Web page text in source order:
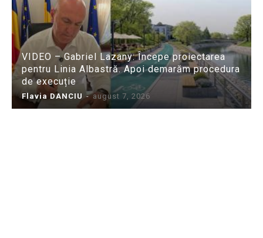
VIDEO – Gabriel Lazany: Începe proiectarea
pentru Linia Albastră. Apoi demarăm procedura
de execuție
Flavia DANCIU - august 7, 2026